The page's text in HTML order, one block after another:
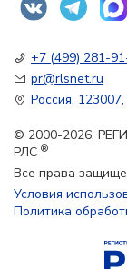
+7 (499) 281-
pr@rlsnet.ru
Россия,
© 2000-2026.
РЛС ®
Все права
Условия
Политика